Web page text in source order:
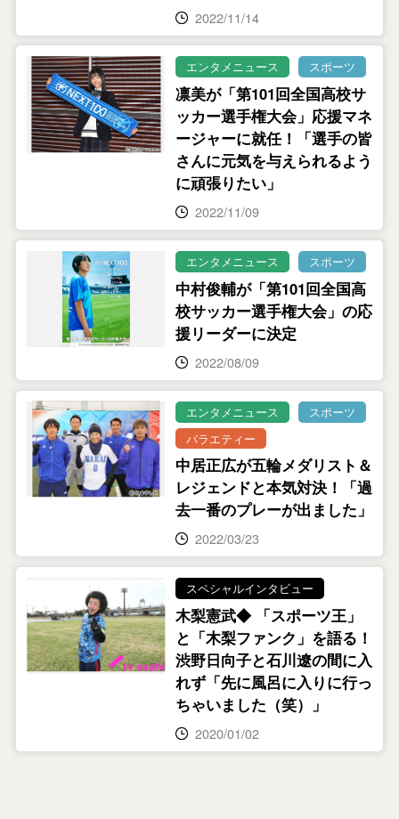
2022/11/14
エンタメニュース スポーツ
凛美が「第101回全国高校サ
ッカー選手権大会」応援マネ
ージャーに就任！「選手の皆
さんに元気を与えられるよう
に頑張りたい」
2022/11/09
エンタメニュース スポーツ
中村俊輔が「第101回全国高
校サッカー選手権大会」の応
援リーダーに決定
2022/08/09
エンタメニュース
スポーツ
バラエティー
中居正広が五輪メダリスト＆
レジェンドと本気対決！「過
去一番のプレーが出ました」
2022/03/23
スペシャルインタビュー
木梨憲武◆ 「スポーツ王」
と「木梨ファンク」を語る！
渋野日向子と石川遼の間に入
れず「先に風呂に入りに行っ
ちゃいました（笑）」
2020/01/02